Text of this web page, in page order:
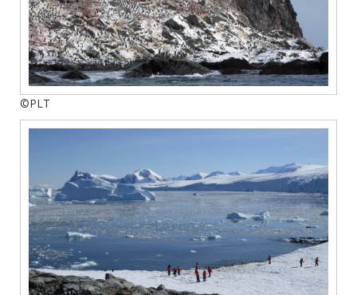
©PLT